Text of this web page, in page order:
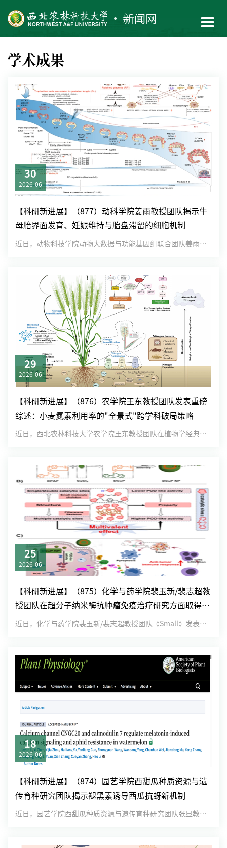
学术成果
30
2026-06
【科研新进展】（877）动科学院姜雨教授团队揭示牛
母胎界面发育、妊娠维持与胎盘滞留的细胞机制
近日，动物科技学院动物大数据与功能基因组联合团队姜雨教授课题组在国际期刊《Genome Biology》在线发表题...
29
2026-06
【科研新进展】（876）农学院王东教授团队发表重磅
综述：小麦氮素利用率的"全景式"跨学科破局策略
近日，西北农林科技大学农学院王东教授团队在植物学经典权威期刊Plant Cell & Environment上发表...
25
2026-06
【科研新进展】（875）化学与药学院裴玉新/裴志超教
授团队在超分子纳米酶抗肿瘤免疫治疗研究方面取得新
进展
近日，化学与药学院裴玉新/裴志超教授团队《Small》发表题为“基于柱芳烃-金属配合物构建的超分子纳米酶用于肿瘤免...
18
2026-06
【科研新进展】（874）园艺学院西甜瓜种质资源与遗
传育种研究团队揭示褪黑素诱导西瓜抗蚜新机制
近日，园艺学院西甜瓜种质资源与遗传育种研究团队张显教授/李好教授课题组在期刊Plant Physiology在线发...